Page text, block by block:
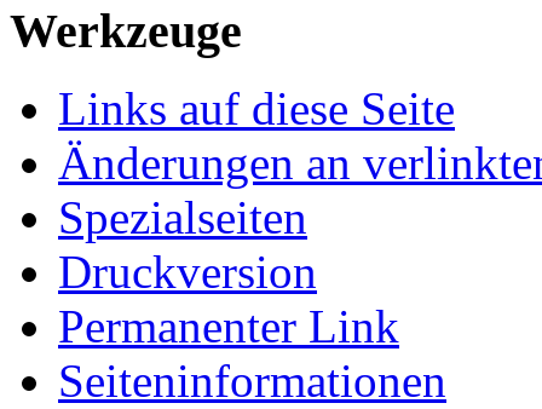
Werkzeuge
Links auf diese Seite
Änderungen an
Spezialseiten
Druckversion
Permanenter Link
Seiten­informationen